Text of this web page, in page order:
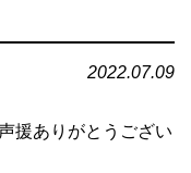
2022.07.09
援ありがとうござい